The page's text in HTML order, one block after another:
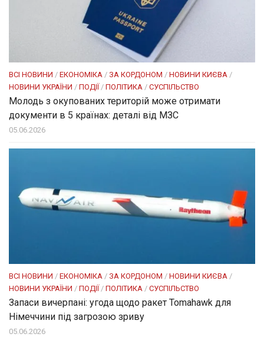
ВСІ НОВИНИ / ЕКОНОМІКА / ЗА КОРДОНОМ / НОВИНИ КИЄВА /
НОВИНИ УКРАЇНИ / ПОДІЇ/ ПОЛІТИКА / СУСПІЛЬСТВО
Молодь з окупованих територій може отримати
документи в 5 країнах: деталі від МЗС
05.06.2026
ВСІ НОВИНИ / ЕКОНОМІКА / ЗА КОРДОНОМ / НОВИНИ КИЄВА /
НОВИНИ УКРАЇНИ / ПОДІЇ / ПОЛІТИКА / СУСПІЛЬСТВО
Запаси вичерпані: угода щодо ракет Tomahawk для
Німеччини під загрозою зриву
05.06.2026